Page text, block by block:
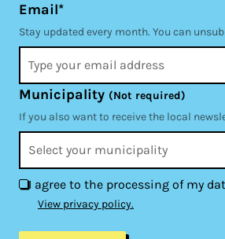
Email*
Stay updated every month. You can
Municipality (Not required)
If you also want to receive the local
I agree to the processing of my
View privacy policy.